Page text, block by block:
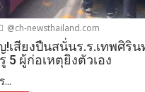
@ch-newsthailand.com
!เสียงปืนสนั่นร.ร.เทพศิริ
5 ผู้ก่อเหตุยิงตัวเอง